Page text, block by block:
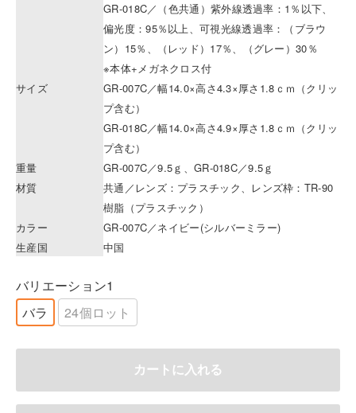
GR-018C／（色共通）紫外線透過率：1％以下、
偏光度：95％以上、可視光線透過率：（ブラウ
ン）15％、（レッド）17％、（グレー）30％
※本体+メガネクロス付
サイズ
GR-007C／幅14.0×高さ4.3×厚さ1.8ｃｍ（クリッ
プ含む）
GR-018C／幅14.0×高さ4.9×厚さ1.8ｃｍ（クリッ
プ含む）
重量
GR-007C／9.5ｇ、GR-018C／9.5ｇ
材質
共通／レンズ：プラスチック、レンズ枠：TR-90
樹脂（プラスチック）
カラー
GR-007C／ネイビー(シルバーミラー)
生産国
中国
バリエーション1
バラ
24個ロット